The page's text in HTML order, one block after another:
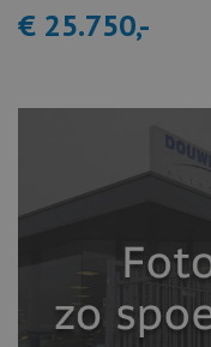
€ 25.750,-